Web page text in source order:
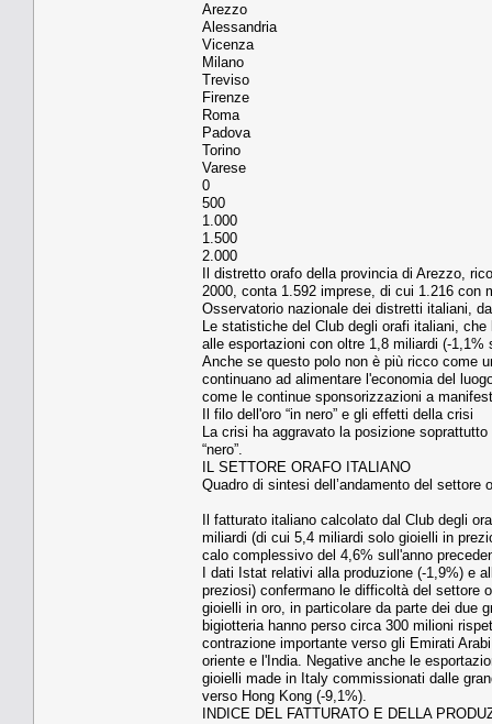
Arezzo
Alessandria
Vicenza
Milano
Treviso
Firenze
Roma
Padova
Torino
Varese
0
500
1.000
1.500
2.000
Il distretto orafo della provincia di Arezzo,
2000, conta 1.592 imprese, di cui 1.216 con
Osservatorio nazionale dei distretti italiani,
Le statistiche del Club degli orafi italiani,
alle esportazioni con oltre 1,8 miliardi (-
Anche se questo polo non è più ricco come
continuano ad alimentare l'economia del
come le continue sponsorizzazioni a
Il filo dell'oro “in nero” e gli effetti della crisi
La crisi ha aggravato la posizione
“nero”.
IL SETTORE ORAFO ITALIANO
Quadro di sintesi dell’andamento del
Il fatturato italiano calcolato dal Club degli
miliardi (di cui 5,4 miliardi solo gioielli in
calo complessivo del 4,6% sull'anno
I dati Istat relativi alla produzione (-1,9%) e
preziosi) confermano le difficoltà del settore
gioielli in oro, in particolare da parte dei due
bigiotteria hanno perso circa 300 milioni
contrazione importante verso gli Emirati
oriente e l'India. Negative anche le
gioielli made in Italy commissionati dalle
verso Hong Kong (-9,1%).
INDICE DEL FATTURATO E DELLA